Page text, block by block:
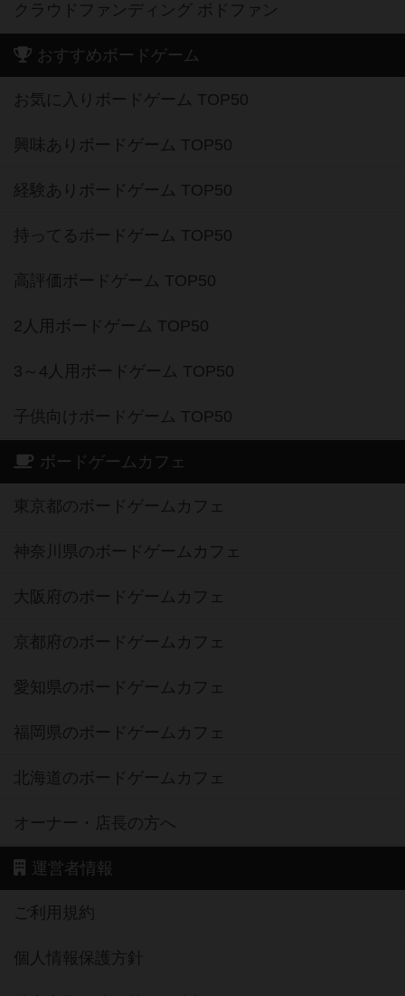
クラウドファンディング ボドファン
おすすめボードゲーム
お気に入りボードゲーム TOP50
興味ありボードゲーム TOP50
経験ありボードゲーム TOP50
持ってるボードゲーム TOP50
高評価ボードゲーム TOP50
2人用ボードゲーム TOP50
3～4人用ボードゲーム TOP50
子供向けボードゲーム TOP50
ボードゲームカフェ
東京都のボードゲームカフェ
神奈川県のボードゲームカフェ
大阪府のボードゲームカフェ
京都府のボードゲームカフェ
愛知県のボードゲームカフェ
福岡県のボードゲームカフェ
北海道のボードゲームカフェ
オーナー・店長の方へ
運営者情報
ご利用規約
個人情報保護方針